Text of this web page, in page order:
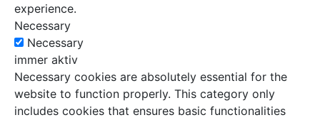
experience.
Necessary
Necessary
immer aktiv
Necessary cookies are absolutely essential for the
website to function properly. This category only
includes cookies that ensures basic functionalities